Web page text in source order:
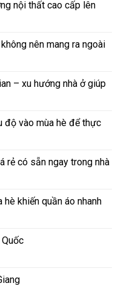
nội thất cao cấp lên
nên mang ra ngoài
– xu hướng nhà ở giúp
độ vào mùa hè để thực
rẻ có sẵn ngay trong nhà
khiến quần áo nhanh